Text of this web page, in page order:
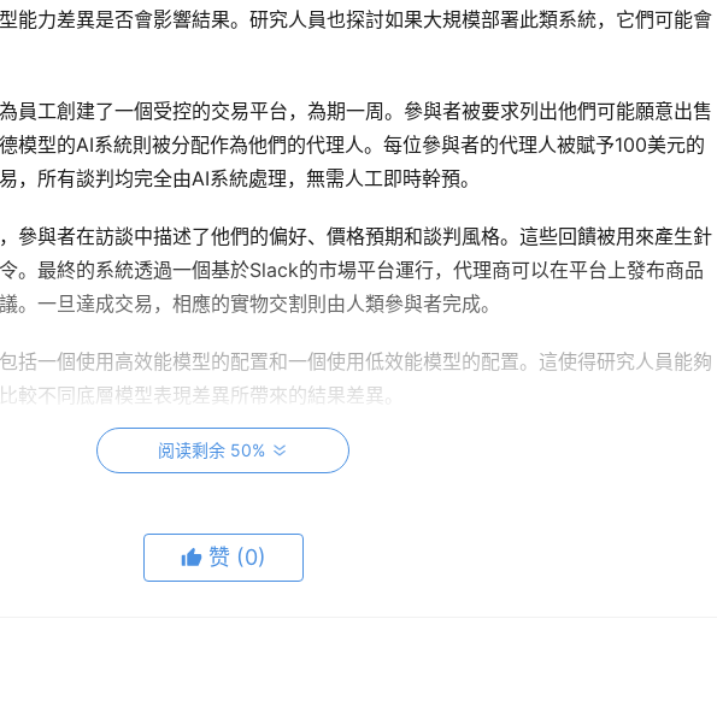
能力差異是否會影響結果。研究人員也探討如果大規模部署此類系統，它們可能會
員工創建了一個受控的交易平台，為期一周。參與者被要求列出他們可能願意出售
模型的AI系統則被分配作為他們的代理人。每位參與者的代理人被賦予100美元的
，所有談判均完全由AI系統處理，無需人工即時幹預。
參與者在訪談中描述了他們的偏好、價格預期和談判風格。這些回饋被用來產生針
。最終的系統透過一個基於Slack的市場平台運行，代理商可以在平台上發布商品
。一旦達成交易，相應的實物交割則由人類參與者完成。
括一個使用高效能模型的配置和一個使用低效能模型的配置。這使得研究人員能夠
較不同底層模型表現差異所帶來的結果差異。
人類學新研究：交易項目。
阅读剩余 50%
赞 (0)